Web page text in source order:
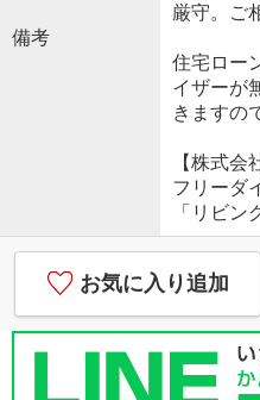
備考
厳守。ご
住宅ロー
イザーが
きますの
【株式会
フリーダ
「リビン
お気に入り追加